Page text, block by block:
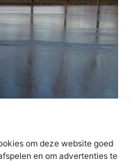
om deze website goed
en om advertenties te